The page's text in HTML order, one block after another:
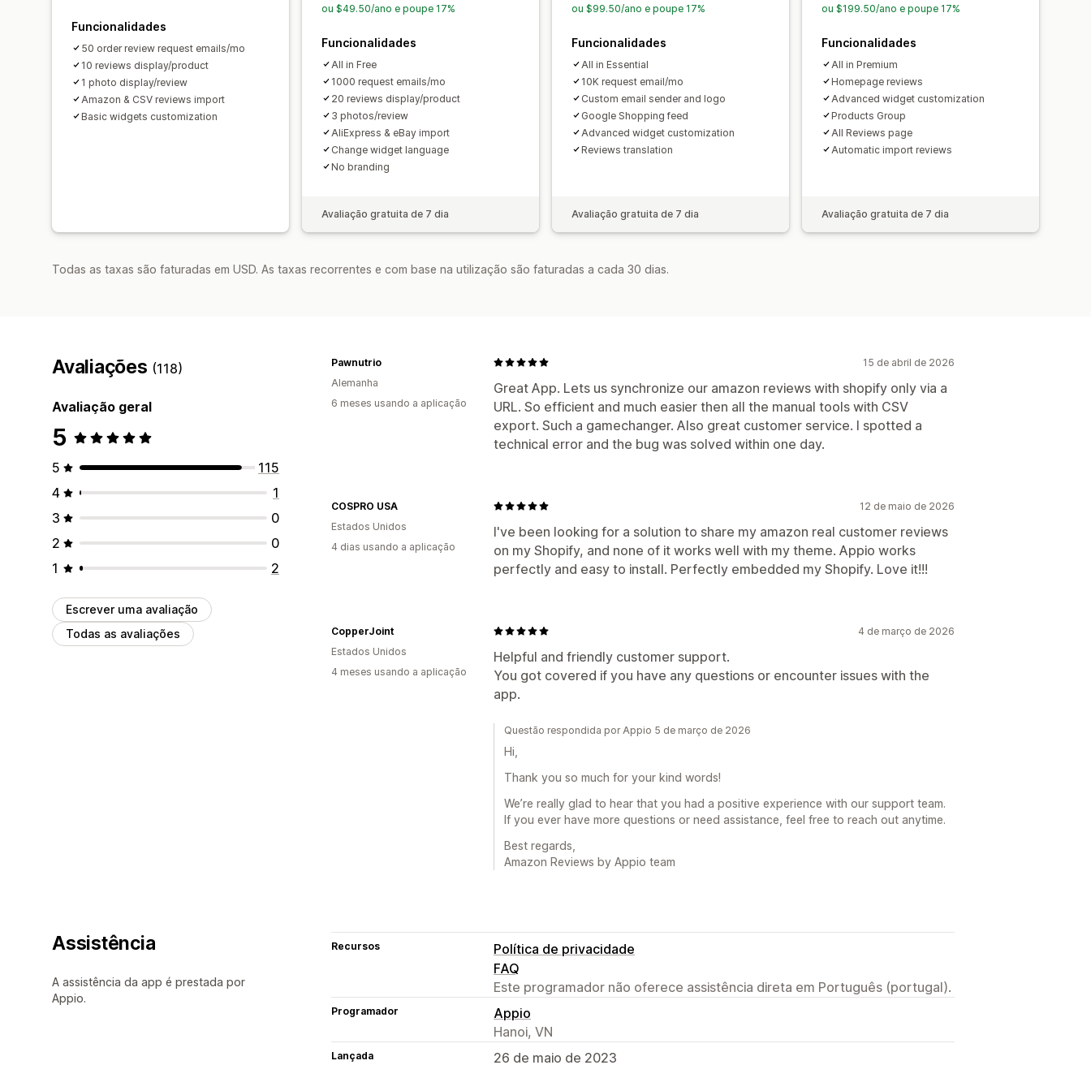
Funcionalidades
50 order review request emails/mo
10 reviews display/product
1 photo display/review
Amazon & CSV reviews import
Basic widgets customization
ou $49.50/ano e poupe 17%
Funcionalidades
All in Free
1000 request emails/mo
20 reviews display/product
3 photos/review
AliExpress & eBay import
Change widget language
No branding
Avaliação gratuita de 7 dia
ou $99.50/ano e poupe 17%
Funcionalidades
All in Essential
10K request email/mo
Custom email sender and logo
Google Shopping feed
Advanced widget customization
Reviews translation
Avaliação gratuita de 7 dia
ou $199.50/ano e poupe 17%
Funcionalidades
All in Premium
Homepage reviews
Advanced widget customization
Products Group
All Reviews page
Automatic import reviews
Avaliação gratuita de 7 dia
Todas as taxas são faturadas em USD. As taxas recorrentes e com base na utilização são faturadas a cada 30 dias.
Avaliações (118)
Avaliação geral
5
5
115
4
1
3
0
2
0
1
2
Escrever uma avaliação
Todas as avaliações
15 de abril de 2026
Great App. Lets us synchronize our amazon reviews with shopify only via a
URL. So efficient and much easier then all the manual tools with CSV
export. Such a gamechanger. Also great customer service. I spotted a
technical error and the bug was solved within one day.
Pawnutrio
Alemanha
6 meses usando a aplicação
12 de maio de 2026
I've been looking for a solution to share my amazon real customer reviews
on my Shopify, and none of it works well with my theme. Appio works
perfectly and easy to install. Perfectly embedded my Shopify. Love it!!!
COSPRO USA
Estados Unidos
4 dias usando a aplicação
4 de março de 2026
Helpful and friendly customer support.
You got covered if you have any questions or encounter issues with the
app.
CopperJoint
Estados Unidos
4 meses usando a aplicação
Questão respondida por Appio 5 de março de 2026
Hi,
Thank you so much for your kind words!
We’re really glad to hear that you had a positive experience with our support team.
If you ever have more questions or need assistance, feel free to reach out anytime.
Best regards,
Amazon Reviews by Appio team
Assistência
A assistência da app é prestada por
Appio.
Recursos
Política de privacidade
FAQ
Este programador não oferece assistência direta em Português (portugal).
Programador
Appio
Hanoi, VN
Lançada 26 de maio de 2023